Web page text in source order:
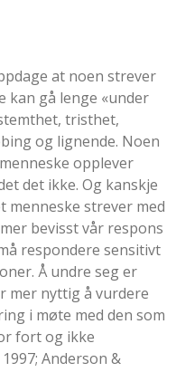
at noen strever
kan gå lenge «under
tristhet,
og lignende. Noen
opplever
det ikke. Og kanskje
menneske strever med
bevisst vår respons
respondere sensitivt
Å undre seg er
mer nyttig å vurdere
i møte med den som
fort og ikke
; Anderson &